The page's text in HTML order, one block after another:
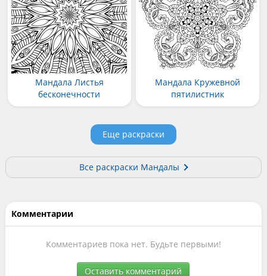
Мандала Листья
бесконечности
Мандала Кружевной
пятилистник
Еще раскраски
Все раскраски Мандалы
Комментарии
Комментариев пока нет. Будьте первыми!
Оставить комментарий